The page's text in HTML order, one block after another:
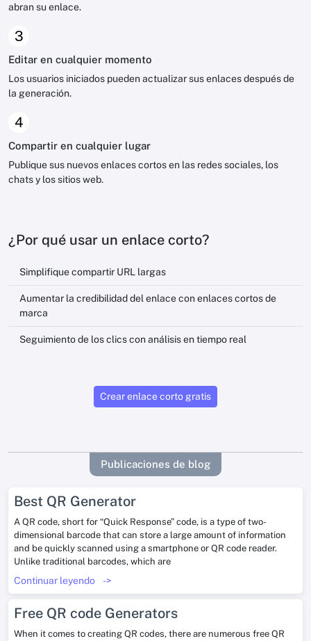
abran su enlace.
3
Editar en cualquier momento
Los usuarios iniciados pueden actualizar sus enlaces después de
la generación.
4
Compartir en cualquier lugar
Publique sus nuevos enlaces cortos en las redes sociales, los
chats y los sitios web.
¿Por qué usar un enlace corto?
Simplifique compartir URL largas
Aumentar la credibilidad del enlace con enlaces cortos de
marca
Seguimiento de los clics con análisis en tiempo real
Crear enlace corto gratis
Publicaciones de blog
Best QR Generator
A QR code, short for “Quick Response” code, is a type of two-
dimensional barcode that can store a large amount of information
and be quickly scanned using a smartphone or QR code reader.
Unlike traditional barcodes, which are
Continuar leyendo ->
Free QR code Generators
When it comes to creating QR codes, there are numerous free QR